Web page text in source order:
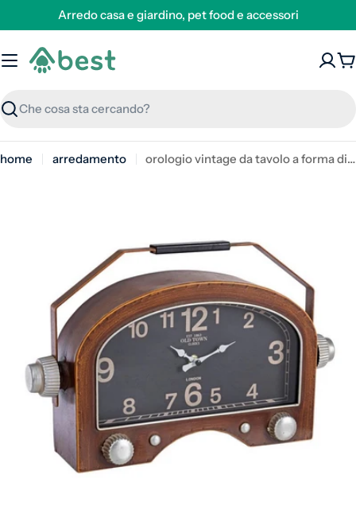
Arredo casa e giardino, pet food e accessori
Ricerca
home arredamento orologio vintage da tavolo a forma di radio in legno - charles radius
supporto 0 in modalità modale